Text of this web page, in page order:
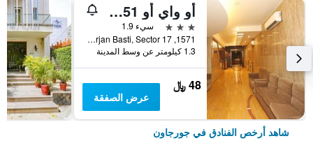
أو واي أو 11451 ذا أفينيو ريزيدنسي
3 نجوم
سيء 1.9
1571, Sector 17C, Block C, Harjan Basti, Sector 17, جورجاون, الهند
1.3 كيلومتر عن وسط المدينة
48 ﷼
عرض الصفقة
شاهد أرخص الفنادق في جورجاون